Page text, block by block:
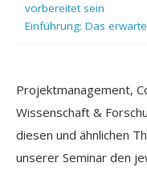
vorbereitet sein
Einführung: Das
Projektmanagement,
Wissenschaft &
diesen und ähnlichen
unserer Seminar den